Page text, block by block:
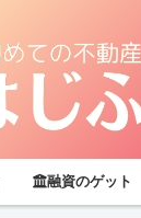
融資のゲット